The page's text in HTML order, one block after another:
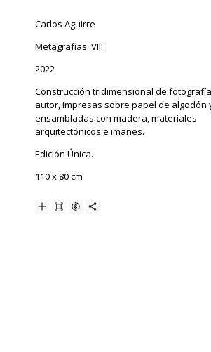
Carlos Aguirre
Metagrafías: VIII
2022
Construcción tridimensional de
autor, impresas sobre papel de algodón
ensambladas con madera, materiales
arquitectónicos e imanes.
Edición Única.
110 x 80 cm